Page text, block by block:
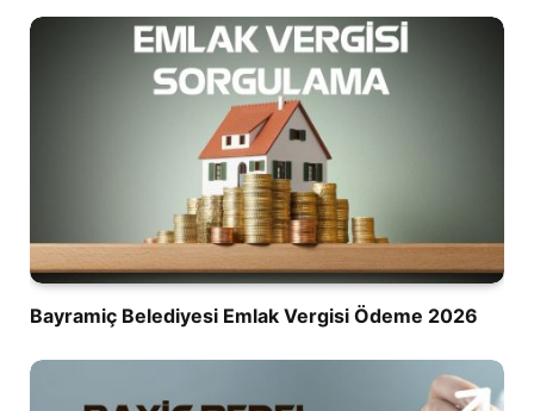
Bayramiç Belediyesi Emlak Vergisi Ödeme 2026